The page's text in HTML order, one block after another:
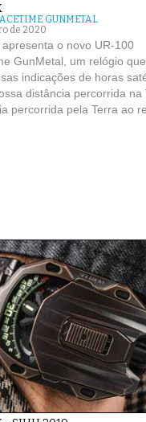
GUNMETAL
de 2020
apresenta o novo UR-100
GunMetal, um relógio
indicações de horas
distância percorrida na
percorrida pela Terra ao